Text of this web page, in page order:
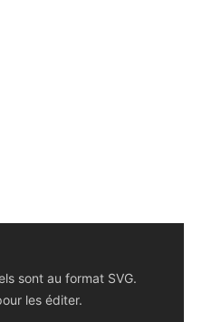
sont au format SVG.
les éditer.